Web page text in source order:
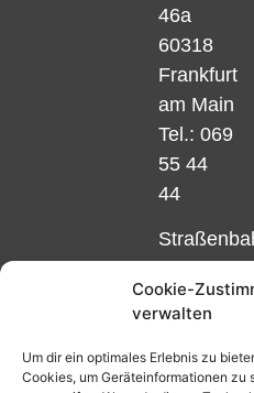
Cookie-
verwalten
Um dir ein optimales Erlebnis zu
Cookies, um Geräteinformationen zu
46a
60318
Frankfurt
am Main
Tel.: 069
55 44
44
Linie 18
und 12,
Haltestelle
Matthias-
Beltz-